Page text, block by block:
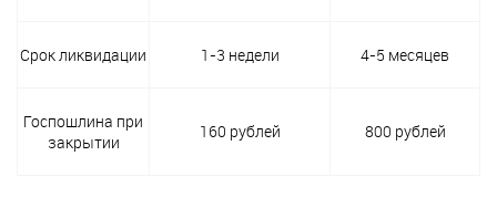
Срок ликвидации 1-3 недели 4-5 месяцев
Госпошлина при
закрытии
160 рублей 800 рублей